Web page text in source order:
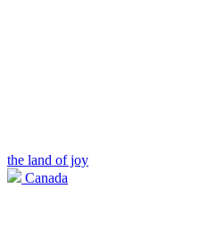
the land of joy
Canada